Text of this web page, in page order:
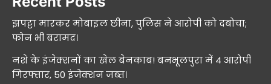
झपट्टा मारकर मोबाइल छीना, पुलिस ने आरोपी को दबोचा;
फोन भी बरामद।
नशे के इंजेक्शनों का खेल बेनकाब! बनभूलपुरा में 4 आरोपी
गिरफ्तार, 50 इंजेक्शन जब्त।